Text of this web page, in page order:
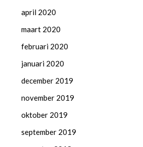
april 2020
maart 2020
februari 2020
januari 2020
december 2019
november 2019
oktober 2019
september 2019